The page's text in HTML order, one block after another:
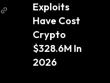
Exploits
Have Cost
Crypto
$328.6M In
2026